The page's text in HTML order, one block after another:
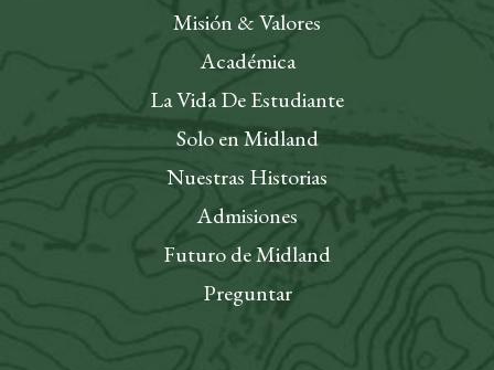
Misión & Valores
Académica
La Vida De Estudiante
Solo en Midland
Nuestras Historias
Admisiones
Futuro de Midland
Preguntar